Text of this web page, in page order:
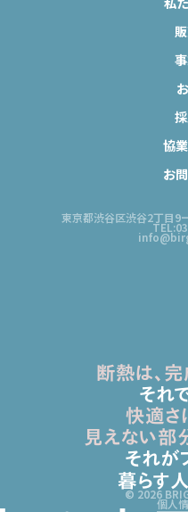
協
お
東京都渋谷区渋谷2丁目9
© 2026
個人
断熱は、完
それ
快適さ
見えない部
それが
暮らす